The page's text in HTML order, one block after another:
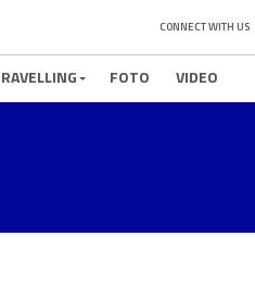
CONNECT WITH US
FOTO VIDEO